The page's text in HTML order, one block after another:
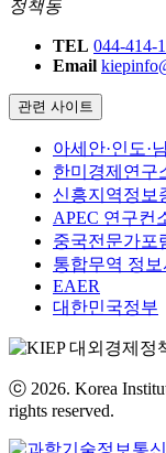
정책동
TEL 044-414-
Email
관련 사이트
아세안·인도·
한미경제연구
신흥지역정보
APEC 연구컨
중국전문가포
통합무역 정
EAER
대한민국정부
ⓒ 2026. Korea
rights reserved.